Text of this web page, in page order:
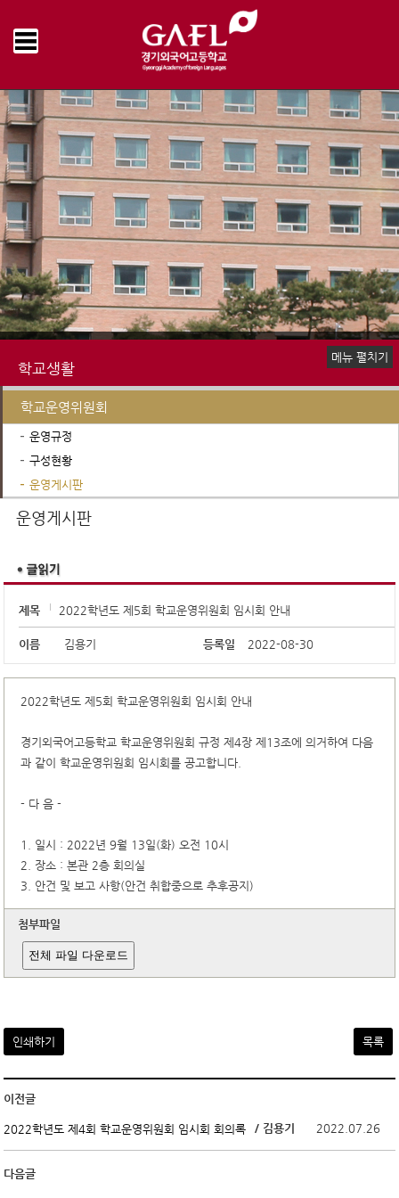
운영게시판
학교생활
신입생 안내
장학제도
생활안내
학교운영위원회
운영규정
구성현황
운영게시판
메뉴 펼치기
운영게시판
제목 2022학년도 제5회 학교운영위원회 임시회 안내
이름 김용기 등록일 2022-08-30
2022학년도 제5회 학교운영위원회 임시회 안내
경기외국어고등학교 학교운영위원회 규정 제4장 제13조에 의거하여 다음
과 같이 학교운영위원회 임시회를 공고합니다.
- 다 음 -
1. 일시 : 2022년 9월 13일(화) 오전 10시
2. 장소 : 본관 2층 회의실
3. 안건 및 보고 사항(안건 취합중으로 추후공지)
첨부파일
전체 파일 다운로드
인쇄하기 목록
이전글
2022학년도 제4회 학교운영위원회 임시회 회의록 / 김용기 2022.07.26
다음글